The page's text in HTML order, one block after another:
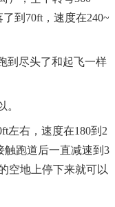
到70ft，速度在240~
到尽头了和起飞一样
。
左右，速度在180到2
触跑道后一直减速到3
空地上停下来就可以